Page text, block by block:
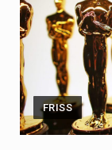
FRISS